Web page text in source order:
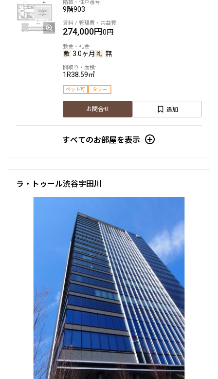
9階903
274,000円0円
3.0ヶ月 無
1R38.59㎡
ペット可 タワー
お問合せ 追加
すべてのお部屋を表示
ラ・トゥール渋谷宇田川